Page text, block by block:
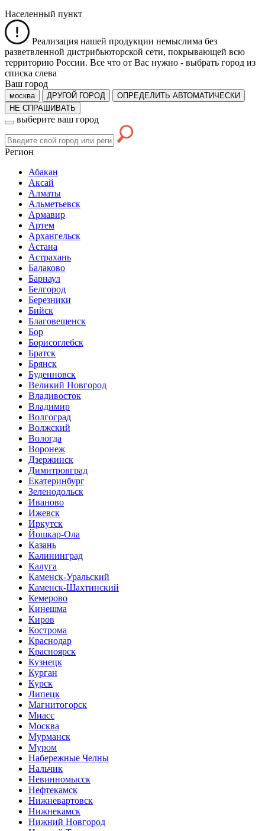
Населенный пункт
Реализация нашей продукции немыслима без
разветвленной дистрибьюторской сети, покрывающей всю
территорию России. Все что от Вас нужно - выбрать город из
списка слева
Ваш город
москва ДРУГОЙ ГОРОД
ОПРЕДЕЛИТЬ АВТОМАТИЧЕСКИ
НЕ СПРАШИВАТЬ
выберите ваш город
Регион
Абакан
Аксай
Алматы
Альметьевск
Армавир
Артем
Архангельск
Астана
Астрахань
Балаково
Барнаул
Белгород
Березники
Бийск
Благовещенск
Бор
Борисоглебск
Братск
Брянск
Буденновск
Великий Новгород
Владивосток
Владимир
Волгоград
Волжский
Вологда
Воронеж
Дзержинск
Димитровград
Екатеринбург
Зеленодольск
Иваново
Ижевск
Иркутск
Йошкар-Ола
Казань
Калининград
Калуга
Каменск-Уральский
Каменск-Шахтинский
Кемерово
Кинешма
Киров
Кострома
Краснодар
Красноярск
Кузнецк
Курган
Курск
Липецк
Магнитогорск
Миасс
Москва
Мурманск
Муром
Набережные Челны
Нальчик
Невинномысск
Нефтекамск
Нижневартовск
Нижнекамск
Нижний Новгород